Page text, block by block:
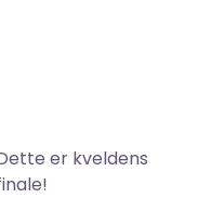
er kveldens